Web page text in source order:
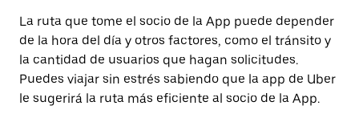
La ruta que tome el socio de la App puede depender
de la hora del día y otros factores, como el tránsito y
la cantidad de usuarios que hagan solicitudes.
Puedes viajar sin estrés sabiendo que la app de Uber
le sugerirá la ruta más eficiente al socio de la App.